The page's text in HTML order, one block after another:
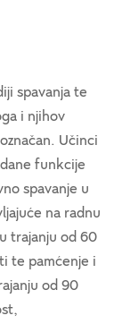
spavanja te
i njihov
Učinci
funkcije
spavanje u
na radnu
trajanju od 60
te pamćenje i
od 90